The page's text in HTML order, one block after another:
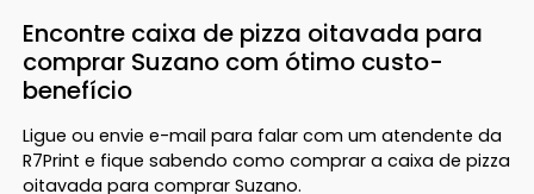
Encontre caixa de pizza oitavada para
comprar Suzano com ótimo custo-
benefício
Ligue ou envie e-mail para falar com um atendente da
R7Print e fique sabendo como comprar a caixa de pizza
oitavada para comprar Suzano.